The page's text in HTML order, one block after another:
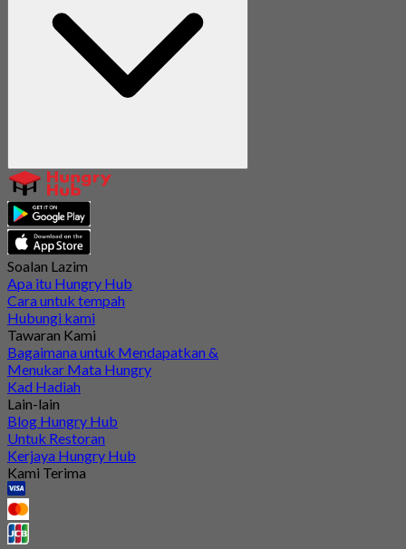
Soalan Lazim
Apa itu Hungry Hub
Cara untuk tempah
Hubungi kami
Tawaran Kami
Bagaimana untuk Mendapatkan &
Menukar Mata Hungry
Kad Hadiah
Lain-lain
Blog Hungry Hub
Untuk Restoran
Kerjaya Hungry Hub
Kami Terima